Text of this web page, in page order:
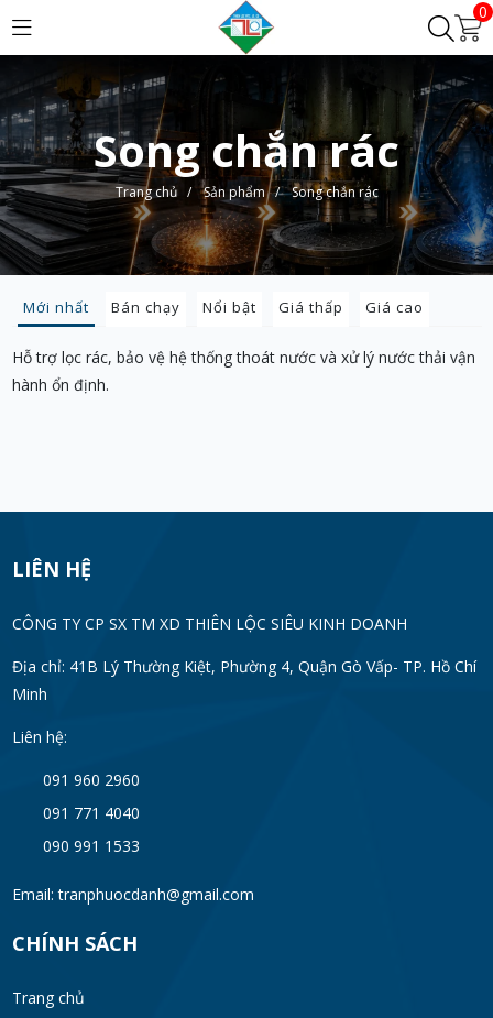
0
Song chắn rác
Trang chủ / Sản phẩm / Song chắn rác
Mới nhất Bán chạy Nổi bật Giá thấp Giá cao
Hỗ trợ lọc rác, bảo vệ hệ thống thoát nước và xử lý nước thải vận
hành ổn định.
LIÊN HỆ
CÔNG TY CP SX TM XD THIÊN LỘC SIÊU KINH DOANH
Địa chỉ: 41B Lý Thường Kiệt, Phường 4, Quận Gò Vấp- TP. Hồ Chí
Minh
Liên hệ:
091 960 2960
091 771 4040
090 991 1533
Email: tranphuocdanh@gmail.com
CHÍNH SÁCH
Trang chủ